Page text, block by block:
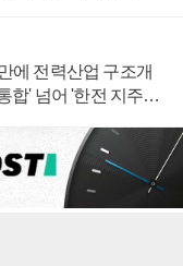
에 전력산업 구조개
합' 넘어 '한전 지주사'